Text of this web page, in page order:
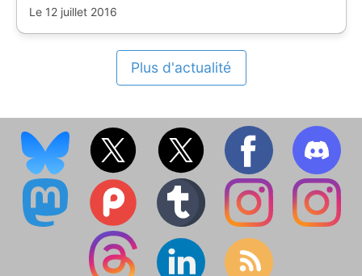
Le 12 juillet 2016
Plus d'actualité